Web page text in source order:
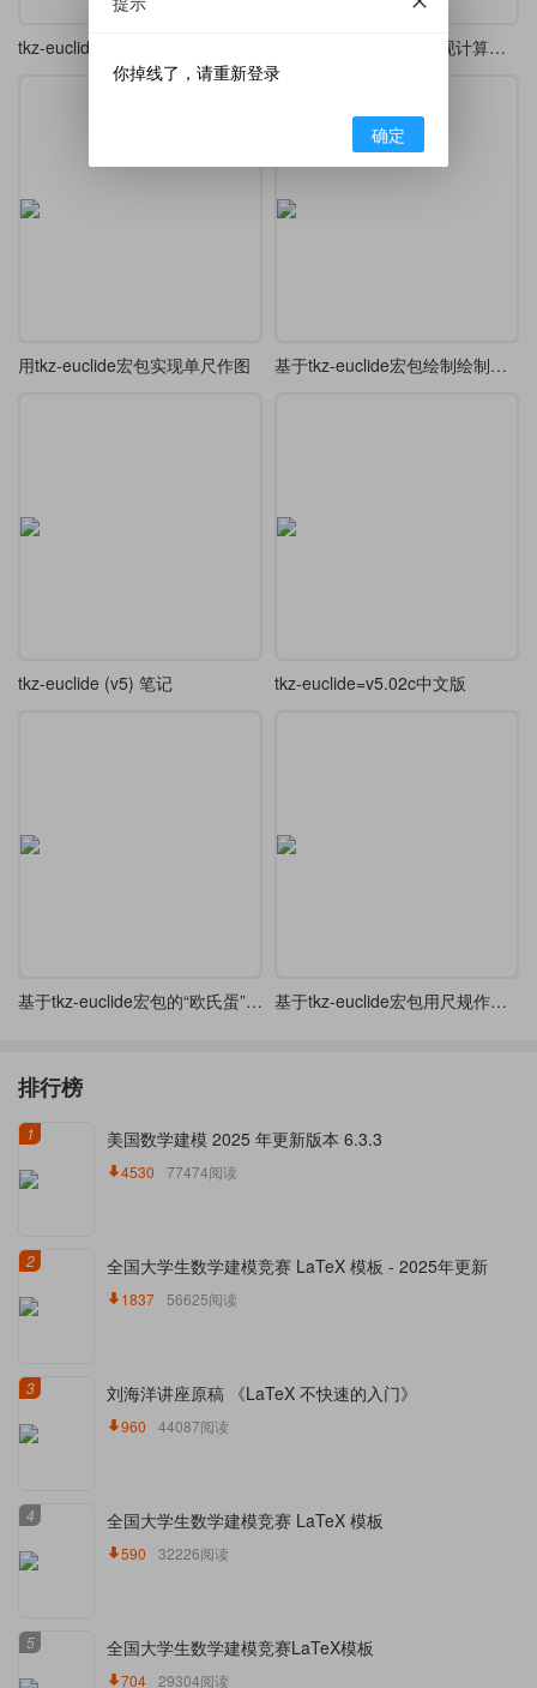
tkz-euclide5.13学习笔记 用tkz-elements宏包实现计算与绘制分离的欧氏几何绘图
用tkz-euclide宏包实现单尺作图 基于tkz-euclide宏包绘制绘制求解线段长度平面几何图方法二
tkz-euclide (v5) 笔记 tkz-euclide=v5.02c中文版
基于tkz-euclide宏包的“欧氏蛋”尺规作图合集 基于tkz-euclide宏包用尺规作图绘制“欧氏蛋”
排行榜
1 美国数学建模 2025 年更新版本 6.3.3
4530 77474阅读
2 全国大学生数学建模竞赛 LaTeX 模板 - 2025年更新
1837 56625阅读
3 刘海洋讲座原稿 《LaTeX 不快速的入门》
960 44087阅读
4 全国大学生数学建模竞赛 LaTeX 模板
590 32226阅读
5 全国大学生数学建模竞赛LaTeX模板
704 29304阅读
你掉线了，请重新登录
确定